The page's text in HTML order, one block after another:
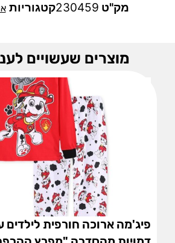
מק"ט 230459קטגוריות
מוצרים שעשויים
פיג'מה ארוכה חורפית